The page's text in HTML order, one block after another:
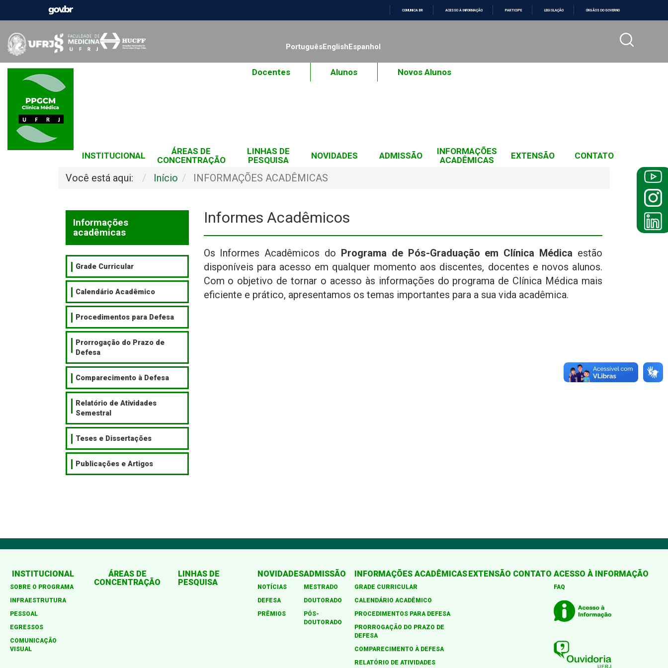
CONTEÚDO
COMUNICA BR ACESSO À INFORMAÇÃO PARTICIPE LEGISLAÇÃO ÓRGÃOS DO GOVERNO
PortuguêsEnglishEspanhol
Docentes Alunos Novos Alunos
INSTITUCIONAL
ÁREAS DE
CONCENTRAÇÃO
LINHAS DE
PESQUISA
NOVIDADES ADMISSÃO
INFORMAÇÕES
ACADÊMICAS
EXTENSÃO CONTATO
Você está aqui: Início INFORMAÇÕES ACADÊMICAS
Informações
acadêmicas
Grade Curricular
Calendário Acadêmico
Procedimentos para Defesa
Prorrogação do Prazo de
Defesa
Comparecimento à Defesa
Relatório de Atividades
Semestral
Teses e Dissertações
Publicações e Artigos
Informes Acadêmicos
Os Informes Acadêmicos do Programa de Pós-Graduação em Clínica Médica estão
disponíveis para acesso em qualquer momento aos discentes, docentes e novos alunos.
Com o objetivo de tornar o acesso às informações do programa de Clínica Médica mais
eficiente e prático, apresentamos os temas importantes para a sua vida acadêmica.
INSTITUCIONAL
SOBRE O PROGRAMA
INFRAESTRUTURA
PESSOAL
EGRESSOS
COMUNICAÇÃO
VISUAL
ÁREAS DE
CONCENTRAÇÃO
LINHAS DE
PESQUISA
NOVIDADES
NOTÍCIAS
DEFESA
PRÊMIOS
ADMISSÃO
MESTRADO
DOUTORADO
PÓS-
DOUTORADO
INFORMAÇÕES ACADÊMICAS
GRADE CURRICULAR
CALENDÁRIO ACADÊMICO
PROCEDIMENTOS PARA DEFESA
PRORROGAÇÃO DO PRAZO DE
DEFESA
COMPARECIMENTO À DEFESA
RELATÓRIO DE ATIVIDADES
EXTENSÃO CONTATO ACESSO À INFORMAÇÃO
FAQ